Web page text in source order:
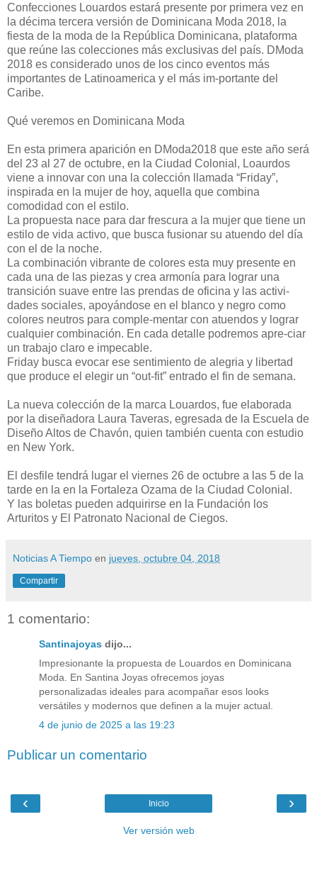
Confecciones Louardos estará presente por primera vez en
la décima tercera versión de Dominicana Moda 2018, la
fiesta de la moda de la República Dominicana, plataforma
que reúne las colecciones más exclusivas del país. DModa
2018 es considerado unos de los cinco eventos más
importantes de Latinoamerica y el más im-portante del
Caribe.
Qué veremos en Dominicana Moda
En esta primera aparición en DModa2018 que este año será
del 23 al 27 de octubre, en la Ciudad Colonial, Loaurdos
viene a innovar con una la colección llamada “Friday”,
inspirada en la mujer de hoy, aquella que combina
comodidad con el estilo.
La propuesta nace para dar frescura a la mujer que tiene un
estilo de vida activo, que busca fusionar su atuendo del día
con el de la noche.
La combinación vibrante de colores esta muy presente en
cada una de las piezas y crea armonía para lograr una
transición suave entre las prendas de oficina y las activi-
dades sociales, apoyándose en el blanco y negro como
colores neutros para comple-mentar con atuendos y lograr
cualquier combinación. En cada detalle podremos apre-ciar
un trabajo claro e impecable.
Friday busca evocar ese sentimiento de alegria y libertad
que produce el elegir un “out-fit” entrado el fin de semana.
La nueva colección de la marca Louardos, fue elaborada
por la diseñadora Laura Taveras, egresada de la Escuela de
Diseño Altos de Chavón, quien también cuenta con estudio
en New York.
El desfile tendrá lugar el viernes 26 de octubre a las 5 de la
tarde en la en la Fortaleza Ozama de la Ciudad Colonial.
Y las boletas pueden adquirirse en la Fundación los
Arturitos y El Patronato Nacional de Ciegos.
Noticias A Tiempo en jueves, octubre 04, 2018
Compartir
1 comentario:
Santinajoyas dijo...
Impresionante la propuesta de Louardos en Dominicana
Moda. En Santina Joyas ofrecemos joyas
personalizadas ideales para acompañar esos looks
versátiles y modernos que definen a la mujer actual.
4 de junio de 2025 a las 19:23
Publicar un comentario
‹ ›
Inicio
Ver versión web